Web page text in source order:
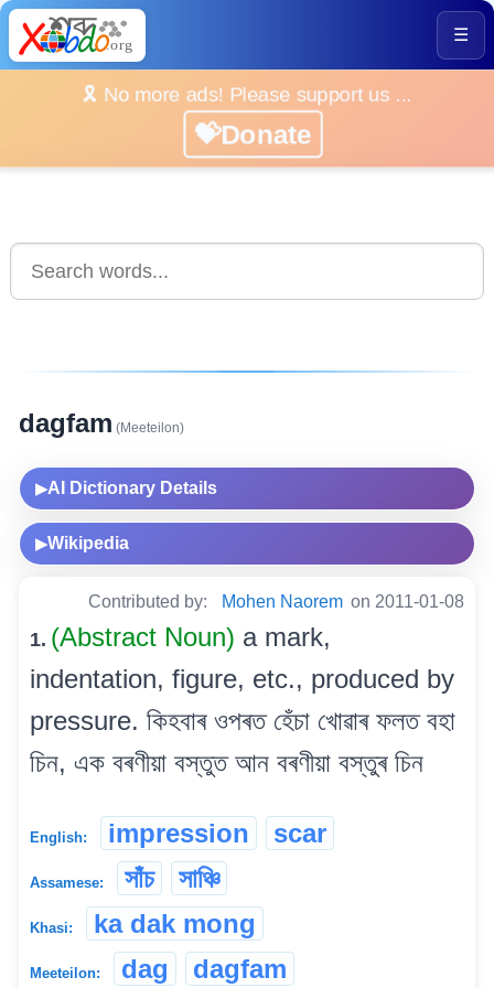
☰
🎗️ No more ads! Please support us ...
💝Donate
dagfam (Meeteilon)
▶AI Dictionary Details
▶Wikipedia
Contributed by: Mohen Naorem on 2011-01-08
1. (Abstract Noun) a mark,
indentation, figure, etc., produced by
pressure. কিহবাৰ ওপৰত হেঁচা খোৱাৰ ফলত বহা
চিন, এক বৰণীয়া বস্তুত আন বৰণীয়া বস্তুৰ চিন
English: impression scar
Assamese: সাঁচ সাঞ্চি
Khasi: ka dak mong
Meeteilon: dag dagfam